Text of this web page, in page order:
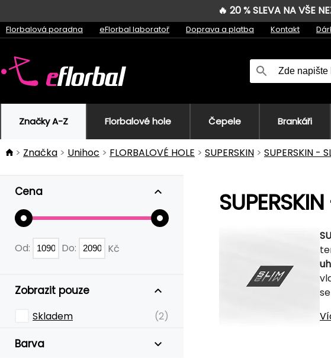
🔥 20 % SLEVA NA VŠE
Florbalová poradna eFlorbal laboratoř Doprava a platba Kontakt
Značky A-Z Florbalové hole Čepele Brankáři
Značka Unihoc FLORBALOVÉ HOLE SUPERSKIN SUPERSKIN -
Cena
Od: Do: Kč
Zobrazit pouze
Skladem (2)
Barva